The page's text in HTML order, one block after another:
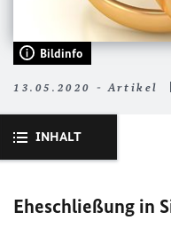
Bildinfo
13.05.2020 - Artikel
INHALT
Eheschließung in